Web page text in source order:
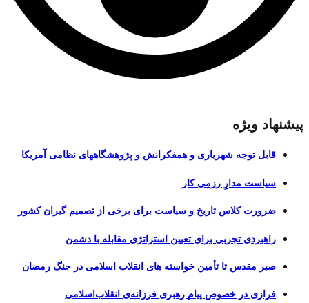
پیشنهاد ویژه
قابل توجه شهریاری و همفکرانش و پژوهشگاههای نظامی آمریکا
سیاست مدارِ رزمی کار
ضرورت کلاس تاریخ و سیاست برای برخی از تصمیم گیران کشور
راهبردی تجربی برای تعیین استراتژی مقابله با دشمن
صبر مقدس تا تأمین خواسته های انقلاب اسلامی در جنگ رمضان
فرازی در خصوص پیام رهبری فرزانه‌ی انقلاب‌اسلامی